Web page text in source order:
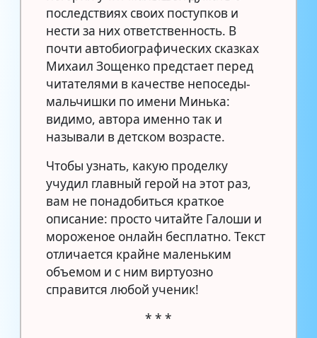
последствиях своих поступков и
нести за них ответственность. В
почти автобиографических сказках
Михаил Зощенко предстает перед
читателями в качестве непоседы-
мальчишки по имени Минька:
видимо, автора именно так и
называли в детском возрасте.
Чтобы узнать, какую проделку
учудил главный герой на этот раз,
вам не понадобиться краткое
описание: просто читайте Галоши и
мороженое онлайн бесплатно. Текст
отличается крайне маленьким
объемом и с ним виртуозно
справится любой ученик!
* * *